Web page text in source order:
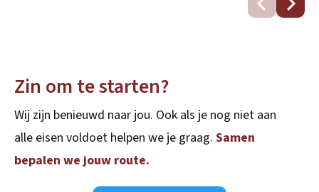
Zin om te starten?
Wij zijn benieuwd naar jou. Ook als je nog niet aan
alle eisen voldoet helpen we je graag. Samen
bepalen we jouw route.